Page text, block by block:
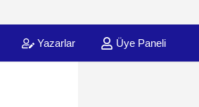
Yazarlar Üye Paneli